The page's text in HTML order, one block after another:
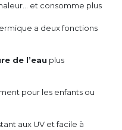
et consomme plus
a deux fonctions
de l’eau plus
pour les enfants ou
aux UV et facile à